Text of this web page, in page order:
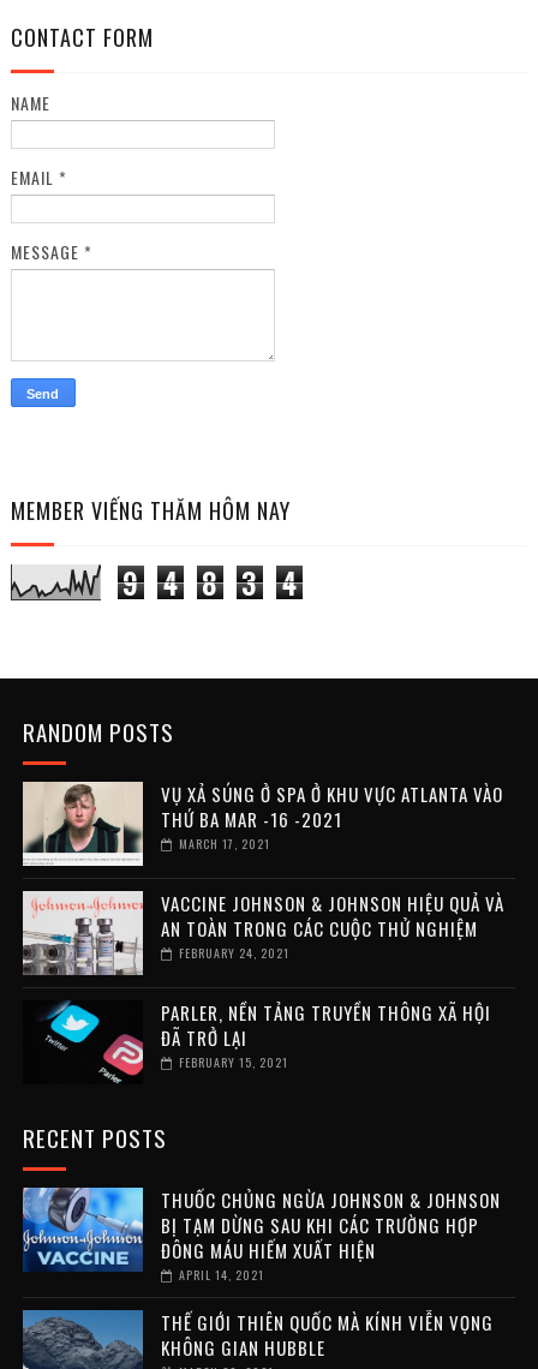
CONTACT FORM
NAME
EMAIL *
MESSAGE *
MEMBER VIẾNG THĂM HÔM NAY
9 4 8 3 4
RANDOM POSTS
VỤ XẢ SÚNG Ở SPA Ở KHU VỰC ATLANTA VÀO
THỨ BA MAR -16 -2021
MARCH 17, 2021
VACCINE JOHNSON & JOHNSON HIỆU QUẢ VÀ
AN TOÀN TRONG CÁC CUỘC THỬ NGHIỆM
FEBRUARY 24, 2021
PARLER, NỀN TẢNG TRUYỀN THÔNG XÃ HỘI
ĐÃ TRỞ LẠI
FEBRUARY 15, 2021
RECENT POSTS
THUỐC CHỦNG NGỪA JOHNSON & JOHNSON
BỊ TẠM DỪNG SAU KHI CÁC TRƯỜNG HỢP
ĐÔNG MÁU HIẾM XUẤT HIỆN
APRIL 14, 2021
THẾ GIỚI THIÊN QUỐC MÀ KÍNH VIỄN VỌNG
KHÔNG GIAN HUBBLE